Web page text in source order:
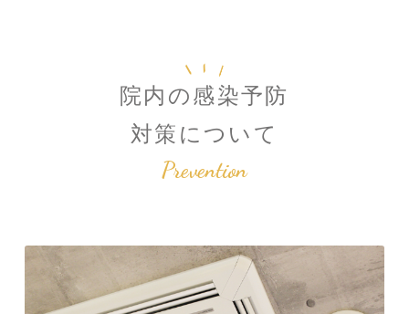
院内の感染予防
対策について
Prevention